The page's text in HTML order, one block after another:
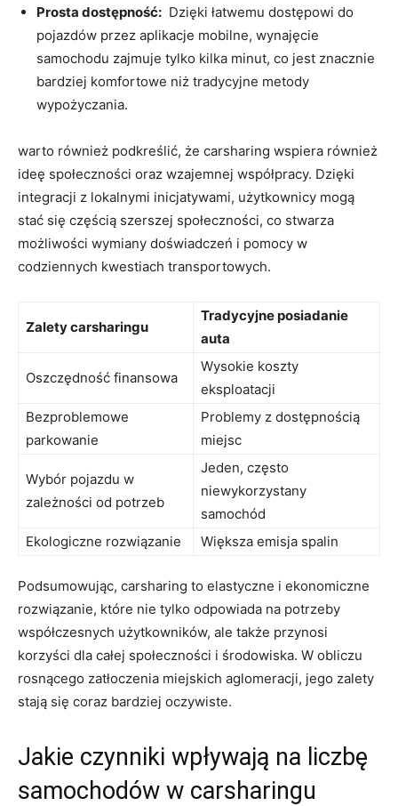
Prosta‌ dostępność: ​ Dzięki łatwemu‍ dostępowi do
pojazdów przez aplikacje mobilne, wynajęcie
samochodu zajmuje ‌tylko kilka minut, co jest znacznie
bardziej ⁤komfortowe niż tradycyjne metody
wypożyczania.
warto również podkreślić, że carsharing wspiera również
⁢ideę ⁤społeczności ‌oraz wzajemnej ​współpracy. Dzięki
integracji z lokalnymi inicjatywami, użytkownicy mogą
stać się częścią‍ szerszej społeczności, co stwarza
możliwości wymiany doświadczeń i pomocy w
codziennych kwestiach transportowych.
Zalety carsharingu
Tradycyjne posiadanie
auta
Oszczędność finansowa
Wysokie koszty
eksploatacji
Bezproblemowe
parkowanie
Problemy z dostępnością
miejsc
Wybór pojazdu w
zależności od potrzeb
Jeden, często
⁣niewykorzystany
samochód
Ekologiczne rozwiązanie
Większa emisja spalin
Podsumowując, carsharing to‌ elastyczne i ekonomiczne
rozwiązanie, które nie tylko odpowiada na potrzeby
współczesnych użytkowników, ale także przynosi
korzyści dla całej społeczności i środowiska. W obliczu‍
rosnącego zatłoczenia miejskich aglomeracji, jego zalety
stają się coraz bardziej‌ oczywiste.
Jakie czynniki wpływają na liczbę
samochodów w carsharingu